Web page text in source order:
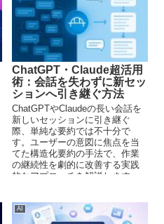
ChatGPT・Claude超活用
術：会話を失わずに新セッ
ションへ引き継ぐ方法
ChatGPTやClaudeの長い会話を
新しいセッションに引き継ぐ
際、単純な要約では不十分で
す。ユーザーの意図に焦点を当
てた構造化要約の手法で、作業
の継続性を劇的に改善する実践
的なアプローチを解説します。
AI